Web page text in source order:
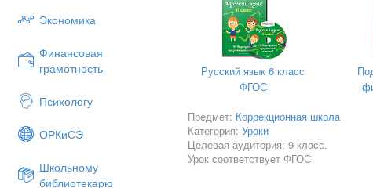
Экономика
Финансовая
грамотность
Психологу
ОРКиСЭ
Школьному
библиотекарю
В будни хозяин в
В селе Прилучино.
Сад и зверинец, дорожки,
Конюхи одеты
4.Краткая характеристика
Русский язык 6 класс
ФГОС
Предмет: Коррекционная школа
Категория: Уроки
Целевая аудитория: 9 класс.
Урок соответствует ФГОС